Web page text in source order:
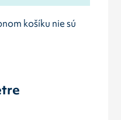
košíku nie sú